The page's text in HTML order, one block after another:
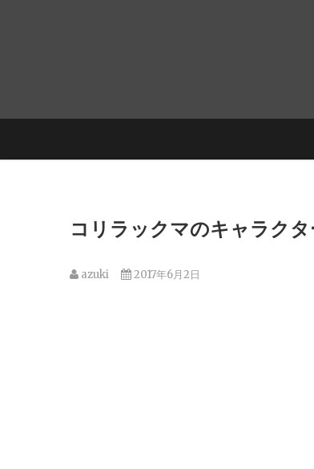
コリラックマのキャラク
azuki 2017年6月2日